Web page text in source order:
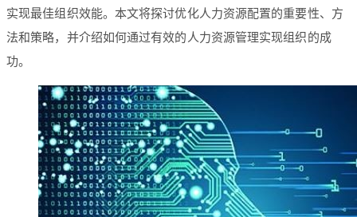
实现最佳组织效能。本文将探讨优化人力资源配置的重要性、方
法和策略，并介绍如何通过有效的人力资源管理实现组织的成
功。